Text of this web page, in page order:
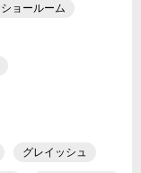
ショールーム
グレイッシュ